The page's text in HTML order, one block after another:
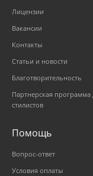
Лицензии
Вакансии
Контакты
Статьи и новости
Благотворительность
Партнерская программа
стилистов
Помощь
Вопрос-ответ
Условия оплаты